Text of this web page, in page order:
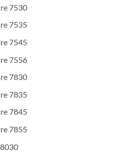
7530
7535
7545
7556
7830
7835
7845
7855